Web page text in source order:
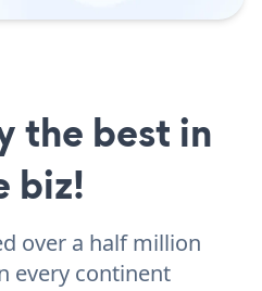
the best in
biz!
over a half million
every continent